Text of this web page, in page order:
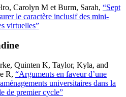
Carolyn M et Burm, Sarah, “Sept
le caractère inclusif des mini-
virtuelles”
Quinten K, Taylor, Kyla, and
R, “Arguments en faveur d’une
universitaires dans la
de premier cycle”